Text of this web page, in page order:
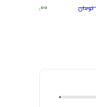
تومان 1,124,800
0